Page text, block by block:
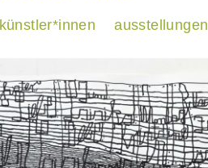
künstler*innen ausstellungen